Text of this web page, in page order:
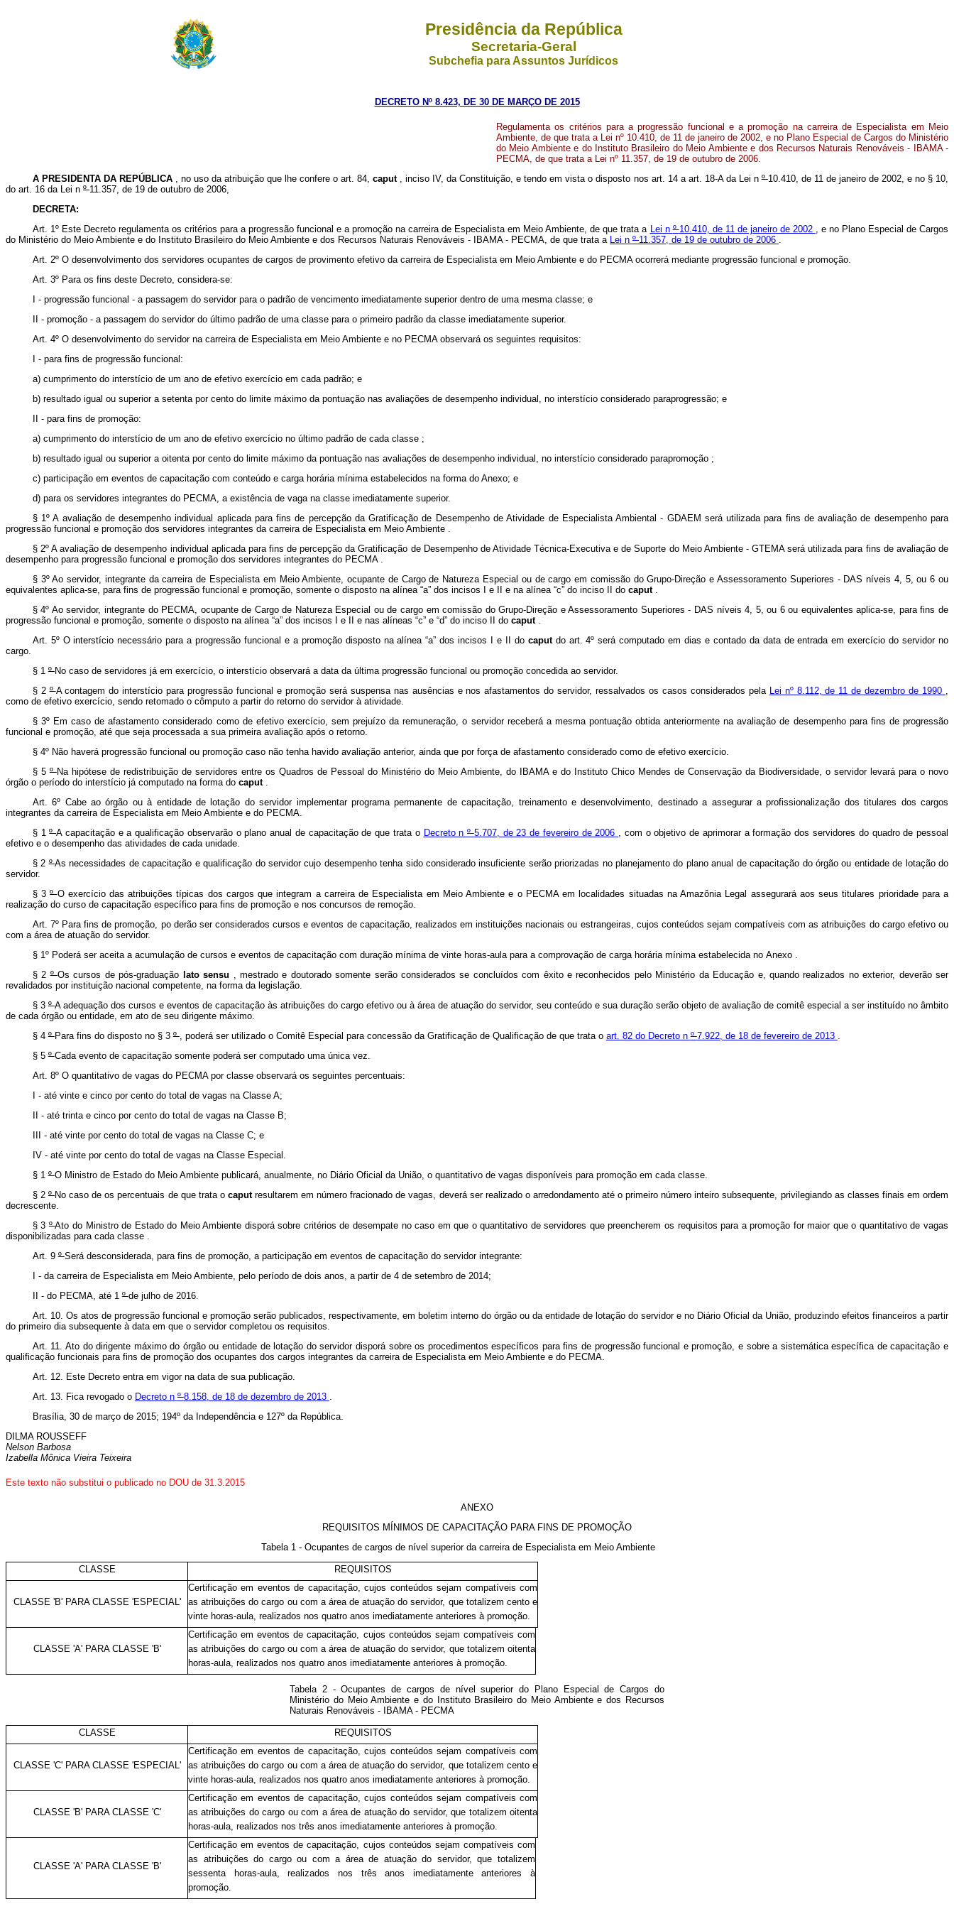
Presidência da República
Secretaria-Geral
Subchefia para Assuntos Jurídicos
DECRETO Nº 8.423, DE 30 DE MARÇO DE 2015
Regulamenta os critérios para a progressão funcional e a promoção na carreira de Especialista em Meio
Ambiente, de que trata a Lei nº 10.410, de 11 de janeiro de 2002, e no Plano Especial de Cargos do Ministério
do Meio Ambiente e do Instituto Brasileiro do Meio Ambiente e dos Recursos Naturais Renováveis - IBAMA -
PECMA, de que trata a Lei nº 11.357, de 19 de outubro de 2006.
A PRESIDENTA DA REPÚBLICA , no uso da atribuição que lhe confere o art. 84,caput , inciso IV, da Constituição, e tendo em vista o disposto nos art. 14 a art. 18-A da Lei nº10.410, de 11 de janeiro de 2002, e no § 10,
do art. 16 da Lei n º11.357, de 19 de outubro de 2006,
DECRETA:
Art. 1º Este Decreto regulamenta os critérios para a progressão funcional e a promoção na carreira de Especialista em Meio Ambiente, de que trata a Lei nº10.410, de 11 de janeiro de 2002 , e no Plano Especial de Cargos
do Ministério do Meio Ambiente e do Instituto Brasileiro do Meio Ambiente e dos Recursos Naturais Renováveis - IBAMA - PECMA, de que trata a Lei n º11.357, de 19 de outubro de 2006 .
Art. 2º O desenvolvimento dos servidores ocupantes de cargos de provimento efetivo da carreira de Especialista em Meio Ambiente e do PECMA ocorrerá mediante progressão funcional e promoção.
Art. 3º Para os fins deste Decreto, considera-se:
I - progressão funcional - a passagem do servidor para o padrão de vencimento imediatamente superior dentro de uma mesma classe; e
II - promoção - a passagem do servidor do último padrão de uma classe para o primeiro padrão da classe imediatamente superior.
Art. 4º O desenvolvimento do servidor na carreira de Especialista em Meio Ambiente e no PECMA observará os seguintes requisitos:
I - para fins de progressão funcional:
a) cumprimento do interstício de um ano de efetivo exercício em cada padrão; e
b) resultado igual ou superior a setenta por cento do limite máximo da pontuação nas avaliações de desempenho individual, no interstício considerado paraprogressão; e
II - para fins de promoção:
a) cumprimento do interstício de um ano de efetivo exercício no último padrão de cada classe ;
b) resultado igual ou superior a oitenta por cento do limite máximo da pontuação nas avaliações de desempenho individual, no interstício considerado parapromoção ;
c) participação em eventos de capacitação com conteúdo e carga horária mínima estabelecidos na forma do Anexo; e
d) para os servidores integrantes do PECMA, a existência de vaga na classe imediatamente superior.
§ 1ºA avaliação de desempenho individual aplicada para fins de percepção da Gratificação de Desempenho de Atividade de Especialista Ambiental - GDAEM será utilizada para fins de avaliação de desempenho para
progressão funcional e promoção dos servidores integrantes da carreira de Especialista em Meio Ambiente .
§ 2ºA avaliação de desempenho individual aplicada para fins de percepção da Gratificação de Desempenho de Atividade Técnica-Executiva e de Suporte do Meio Ambiente - GTEMA será utilizada para fins de avaliação de
desempenho para progressão funcional e promoção dos servidores integrantes do PECMA .
§ 3ºAo servidor, integrante da carreira de Especialista em Meio Ambiente,ocupante de Cargo de Natureza Especial ou de cargo em comissão do Grupo-Direção e Assessoramento Superiores - DAS níveis 4, 5, ou 6 ou
equivalentes aplica-se, para fins de progressão funcional e promoção, somente o disposto na alínea “a” dos incisos I e II e na alínea “c” do inciso II do caput .
§ 4º Ao servidor, integrante do PECMA, ocupante de Cargo de Natureza Especial ou de cargo em comissão do Grupo-Direção e Assessoramento Superiores - DAS níveis 4, 5, ou 6 ou equivalentes aplica-se, para fins de
progressão funcional e promoção, somente o disposto na alínea “a” dos incisos I e II e nas alíneas “c” e “d” do inciso II do caput .
Art. 5º O interstício necessário para a progressão funcional e a promoção disposto na alínea “a” dos incisos I e II do caput do art. 4ºserá computadoem dias e contado da data de entrada em exercício do servidor no
cargo.
§ 1ºNo caso de servidores já em exercício, o interstício observará a data da última progressão funcional ou promoção concedida ao servidor.
§ 2ºA contagem do interstício para progressão funcional e promoção será suspensa nas ausências e nos afastamentos do servidor, ressalvados os casos considerados pela Lei nº 8.112, de 11 de dezembro de 1990 ,
como de efetivo exercício, sendo retomado o cômputo a partir do retorno do servidor à atividade.
§ 3º Em caso de afastamento considerado como de efetivo exercício, sem prejuízo da remuneração, o servidor receberá a mesma pontuação obtida anteriormente na avaliação de desempenho para fins de progressão
funcional e promoção, até que seja processada a sua primeira avaliação após o retorno.
§ 4º Não haverá progressão funcional ou promoção caso não tenha havido avaliação anterior, ainda que por força de afastamento considerado como de efetivo exercício.
§ 5ºNa hipótese de redistribuição de servidores entre os Quadros de Pessoal do Ministério do Meio Ambiente, do IBAMA e do Instituto Chico Mendes de Conservação da Biodiversidade, o servidor levará para o novo
órgão o período do interstício já computado na forma do caput .
Art. 6º Cabe ao órgão ou à entidade de lotação do servidor implementar programa permanente de capacitação, treinamento e desenvolvimento, destinado a assegurar a profissionalização dos titulares dos cargos
integrantes da carreira de Especialista em Meio Ambiente e do PECMA.
§ 1ºA capacitação e a qualificação observarão o plano anual de capacitação de que trata o Decreto nº5.707, de 23 de fevereiro de 2006 , com o objetivo de aprimorar a formação dos servidores do quadro de pessoal
efetivo e o desempenho das atividades de cada unidade.
§ 2ºAs necessidades de capacitação e qualificação do servidor cujo desempenho tenha sido considerado insuficiente serão priorizadas no planejamento do plano anual de capacitação do órgão ou entidade de lotação do
servidor.
§ 3ºO exercício das atribuições típicas dos cargos que integram a carreira de Especialista em Meio Ambiente e o PECMA em localidades situadas na Amazônia Legal assegurará aos seus titulares prioridade para a
realização do curso de capacitação específico para fins de promoção e nos concursos de remoção.
Art. 7º Para fins de promoção, po derão ser considerados cursos e eventos de capacitação, realizados em instituições nacionais ou estrangeiras, cujos conteúdos sejam compatíveis com as atribuições do cargo efetivo ou
com a área de atuação do servidor.
§ 1º Poderá ser aceita a acumulação de cursos e eventos de capacitação com duração mínima de vinte horas-aula para a comprovação de carga horária mínima estabelecida no Anexo .
§ 2ºOs cursos de pós-graduação lato sensu , mestrado e doutorado somente serão considerados se concluídos com êxito e reconhecidos pelo Ministério da Educação e, quando realizados no exterior, deverão ser
revalidados por instituição nacional competente, na forma da legislação.
§ 3ºA adequação dos cursos e eventos de capacitação às atribuições do cargo efetivo ou à área de atuação do servidor, seu conteúdo e sua duração serão objeto de avaliação de comitê especial a ser instituído no âmbito
de cada órgão ou entidade, em ato de seu dirigente máximo.
§ 4ºPara fins do disposto no § 3º, poderá ser utilizado o Comitê Especial para concessão da Gratificação de Qualificação de que trata o art. 82 do Decreto nº7.922, de 18 de fevereiro de 2013 .
§ 5ºCada evento de capacitação somente poderá ser computado uma única vez.
Art. 8º O quantitativo de vagas do PECMA por classe observará os seguintes percentuais:
I - até vinte e cinco por cento do total de vagas na Classe A;
II - até trinta e cinco por cento do total de vagas na Classe B;
III - até vinte por cento do total de vagas na Classe C; e
IV - até vinte por cento do total de vagas na Classe Especial.
§ 1ºO Ministro de Estado do Meio Ambiente publicará, anualmente, no Diário Oficial da União, o quantitativo de vagas disponíveis para promoção em cada classe.
§ 2 ºNo caso de os percentuais de que trata o caput resultarem em número fracionado de vagas, deverá ser realizado o arredondamento até o primeiro número inteiro subsequente, privilegiando as classes finais em ordem
decrescente.
§ 3ºAto do Ministro de Estado do Meio Ambiente disporá sobre critérios de desempate no caso em que o quantitativo de servidores que preencherem os requisitos para a promoção for maior que o quantitativo de vagas
disponibilizadas para cada classe .
Art. 9ºSerá desconsiderada, para fins de promoção, a participação em eventos de capacitação do servidor integrante:
I - da carreira de Especialista em Meio Ambiente, pelo período de dois anos, a partir de 4 de setembro de 2014;
II - do PECMA, até 1ºde julho de 2016.
Art. 10. Os atos de progressão funcional e promoção serão publicados, respectivamente, em boletim interno do órgão ou da entidade de lotação do servidor e no Diário Oficial da União, produzindo efeitos financeiros a partir
do primeiro dia subsequente à data em que o servidor completou os requisitos.
Art. 11. Ato do dirigente máximo do órgão ou entidade de lotação do servidor disporá sobre os procedimentos específicos para fins de progressão funcional e promoção, e sobre a sistemática específica de capacitação e
qualificação funcionais para fins de promoção dos ocupantes dos cargos integrantes da carreira de Especialista em Meio Ambiente e do PECMA.
Art. 12. Este Decreto entra em vigor na data de sua publicação.
Art. 13. Fica revogado o Decreto nº8.158, de 18 de dezembro de 2013 .
Brasília, 30 de março de 2015; 194º da Independência e 127º da República.
DILMA ROUSSEFF
Nelson Barbosa
Izabella Mônica Vieira Teixeira
Este texto não substitui o publicado no DOU de 31.3.2015
ANEXO
REQUISITOS MÍNIMOS DE CAPACITAÇÃO PARA FINS DE PROMOÇÃO
Tabela 1 - Ocupantes de cargos de nível superior da carreira de Especialista em Meio Ambiente
CLASSE REQUISITOS
CLASSE 'B' PARA CLASSE 'ESPECIAL'
Certificação em eventos de capacitação, cujos conteúdos sejam compatíveis com
as atribuições do cargo ou com a área de atuação do servidor, que totalizem cento e
vinte horas-aula, realizados nos quatro anos imediatamente anteriores à promoção.
CLASSE 'A' PARA CLASSE 'B'
Certificação em eventos de capacitação, cujos conteúdos sejam compatíveis com
as atribuições do cargo ou com a área de atuação do servidor, que totalizem oitenta
horas-aula, realizados nos quatro anos imediatamente anteriores à promoção.
Tabela 2 - Ocupantes de cargos de nível superior do Plano Especial de Cargos do
Ministério do Meio Ambiente e do Instituto Brasileiro do Meio Ambiente e dos Recursos
Naturais Renováveis - IBAMA - PECMA
CLASSE REQUISITOS
CLASSE 'C' PARA CLASSE 'ESPECIAL'
Certificação em eventos de capacitação, cujos conteúdos sejam compatíveis com
as atribuições do cargo ou com a área de atuação do servidor, que totalizem cento e
vinte horas-aula, realizados nos quatro anos imediatamente anteriores à promoção.
CLASSE 'B' PARA CLASSE 'C'
Certificação em eventos de capacitação, cujos conteúdos sejam compatíveis com
as atribuições do cargo ou com a área de atuação do servidor, que totalizem oitenta
horas-aula, realizados nos três anos imediatamente anteriores à promoção.
CLASSE 'A' PARA CLASSE 'B'
Certificação em eventos de capacitação, cujos conteúdos sejam compatíveis com
as atribuições do cargo ou com a área de atuação do servidor, que totalizem
sessenta horas-aula, realizados nos três anos imediatamente anteriores à
promoção.